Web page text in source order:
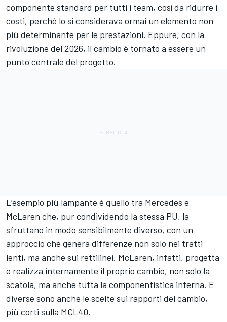
componente standard per tutti i team, così da ridurre i
costi, perché lo si considerava ormai un elemento non
più determinante per le prestazioni. Eppure, con la
rivoluzione del 2026, il cambio è tornato a essere un
punto centrale del progetto.
L’esempio più lampante è quello tra Mercedes e
McLaren che, pur condividendo la stessa PU, la
sfruttano in modo sensibilmente diverso, con un
approccio che genera differenze non solo nei tratti
lenti, ma anche sui rettilinei. McLaren, infatti, progetta
e realizza internamente il proprio cambio, non solo la
scatola, ma anche tutta la componentistica interna. E
diverse sono anche le scelte sui rapporti del cambio,
più corti sulla MCL40.